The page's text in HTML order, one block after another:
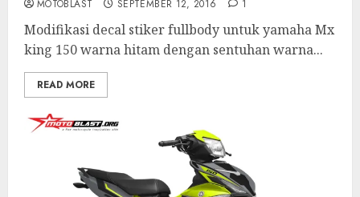
MOTOBLAST SEPTEMBER 12, 2016 1
Modifikasi decal stiker fullbody untuk yamaha Mx
king 150 warna hitam dengan sentuhan warna...
READ MORE